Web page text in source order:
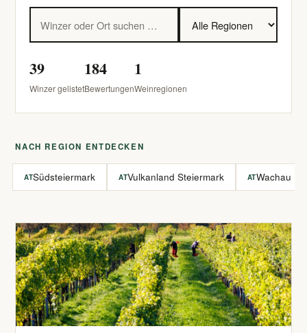
39
Winzer gelistet
184
Bewertungen
1
Weinregionen
NACH REGION ENTDECKEN
ATSüdsteiermark ATVulkanland Steiermark ATWachau